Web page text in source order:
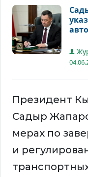
Президент
Садыр
мерах по
и